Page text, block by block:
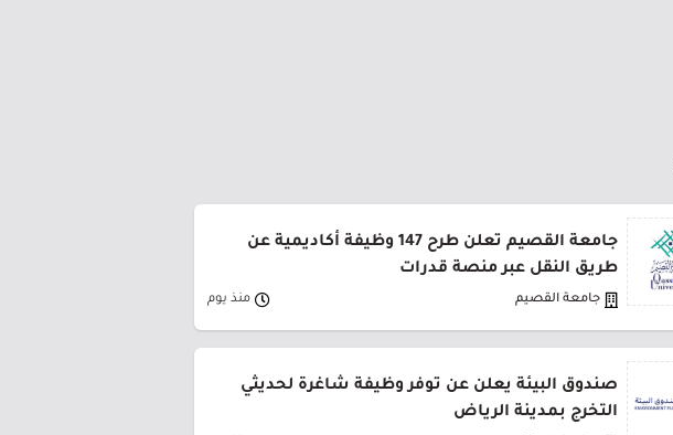
جامعة القصيم تعلن طرح 147 وظيفة أكاديمية عن
طريق النقل عبر منصة قدرات
جامعة القصيم منذ يوم
صندوق البيئة يعلن عن توفر وظيفة شاغرة لحديثي
التخرج بمدينة الرياض